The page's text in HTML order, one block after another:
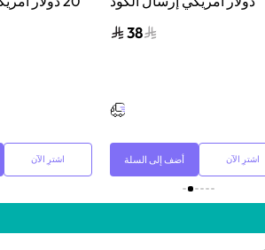
اشترِ الآن
والرسائل أسود
38
أضف إلى السلة اشترِ الآن